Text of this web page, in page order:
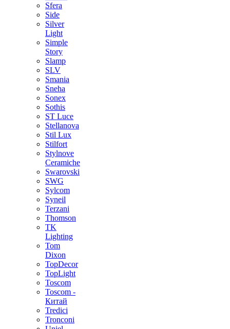
Sfera
Side
Silver
Light
Simple
Story
Slamp
SLV
Smania
Sneha
Sonex
Sothis
ST Luce
Stellanova
Stil Lux
Stilfort
Stylnove
Ceramiche
Swarovski
SWG
Sylcom
Syneil
Terzani
Thomson
TK
Lighting
Tom
Dixon
TopDecor
TopLight
Toscom
Toscom -
Китай
Tredici
Tronconi